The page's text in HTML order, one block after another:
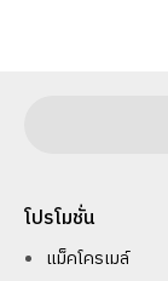
โปรโมชั่น
แม็คโครเมล์